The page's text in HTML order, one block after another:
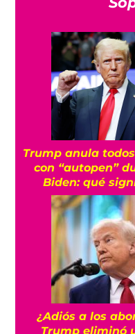
Trump anula
con “autopen”
Biden: qué
¿Adiós a los
Trump eliminó